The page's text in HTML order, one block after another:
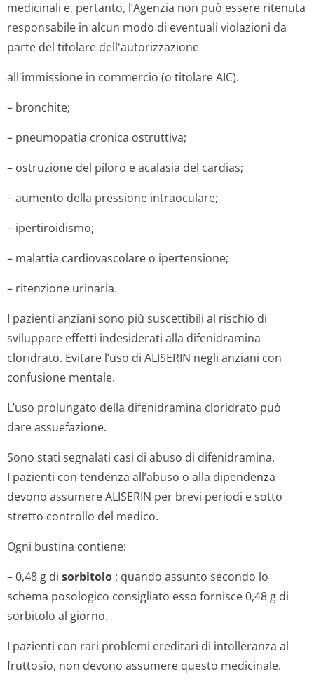
medicinali e, pertanto, l’Agenzia non può essere ritenuta
responsabile in alcun modo di eventuali violazioni da
parte del titolare dell'autorizza­zione
all'immissione in commercio (o titolare AIC).
– bronchite;
– pneumopatia cronica ostruttiva;
– ostruzione del piloro e acalasia del cardias;
– aumento della pressione intraoculare;
– ipertiroidismo;
– malattia cardiovascolare o ipertensione;
– ritenzione urinaria.
I pazienti anziani sono più suscettibili al rischio di
sviluppare effetti indesiderati alla difenidramina
cloridrato. Evitare l’uso di ALISERIN negli anziani con
confusione mentale.
L’uso prolungato della difenidramina cloridrato può
dare assuefazione.
Sono stati segnalati casi di abuso di difenidramina.
I pazienti con tendenza all’abuso o alla dipendenza
devono assumere ALISERIN per brevi periodi e sotto
stretto controllo del medico.
Ogni bustina contiene:
– 0,48 g di sorbitolo ; quando assunto secondo lo
schema posologico consigliato esso fornisce 0,48 g di
sorbitolo al giorno.
I pazienti con rari problemi ereditari di intolleranza al
fruttosio, non devono assumere questo medicinale.